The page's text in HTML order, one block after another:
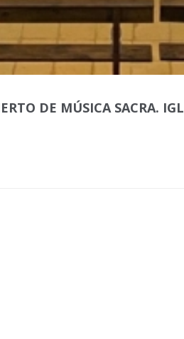
DE MÚSICA SACRA.